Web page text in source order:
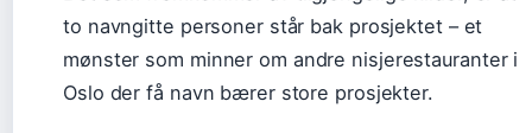
to navngitte personer står bak prosjektet – et
mønster som minner om andre nisjerestauranter i
Oslo der få navn bærer store prosjekter.